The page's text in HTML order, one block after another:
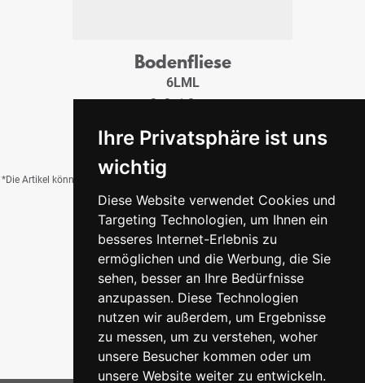
Ihre Privatsphäre ist uns
wichtig
Diese Website verwendet Cookies und
Targeting Technologien, um Ihnen ein
besseres Internet-Erlebnis zu
ermöglichen und die Werbung, die Sie
sehen, besser an Ihre Bedürfnisse
anzupassen. Diese Technologien
nutzen wir außerdem, um Ergebnisse
zu messen, um zu verstehen, woher
unsere Besucher kommen oder um
unsere Website weiter zu entwickeln.
Bodenfliese
6LML
3x3x1,0 cm
*Die Artikel können durch Belichtung, Charge, Brand, Formate und weitere Einflüsse
von der Abbildung abweichen.